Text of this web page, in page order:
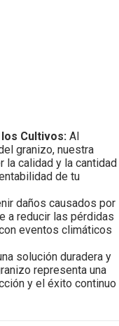
Cultivos: Al
granizo, nuestra
la calidad y la cantidad
de tu
daños causados por
a reducir las pérdidas
eventos climáticos
solución duradera y
representa una
y el éxito continuo